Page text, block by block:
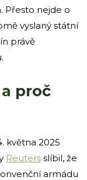
Přesto nejde o
vyslaný státní
právě
proč
května 2025
Reuters slíbil, že
armádu